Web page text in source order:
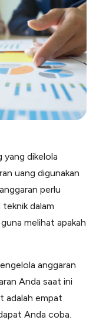
yang dikelola
uang digunakan
perlu
dalam
melihat apakah
anggaran
Anda saat ini
adalah empat
Anda coba.